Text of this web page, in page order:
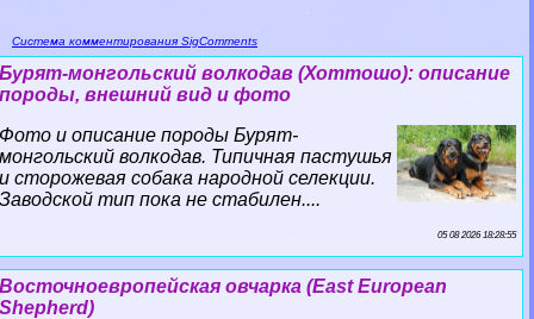
Система комментирования SigComments
Бурят-монгольский волкодав (Хоттошо): описание
породы, внешний вид и фото
Фото и описание породы Бурят-
монгольский волкодав. Типичная пастушья
и сторожевая собака народной селекции.
Заводской тип пока не стабилен....
05 08 2026 18:28:55
Восточноевропейская овчарка (East European
Shepherd)